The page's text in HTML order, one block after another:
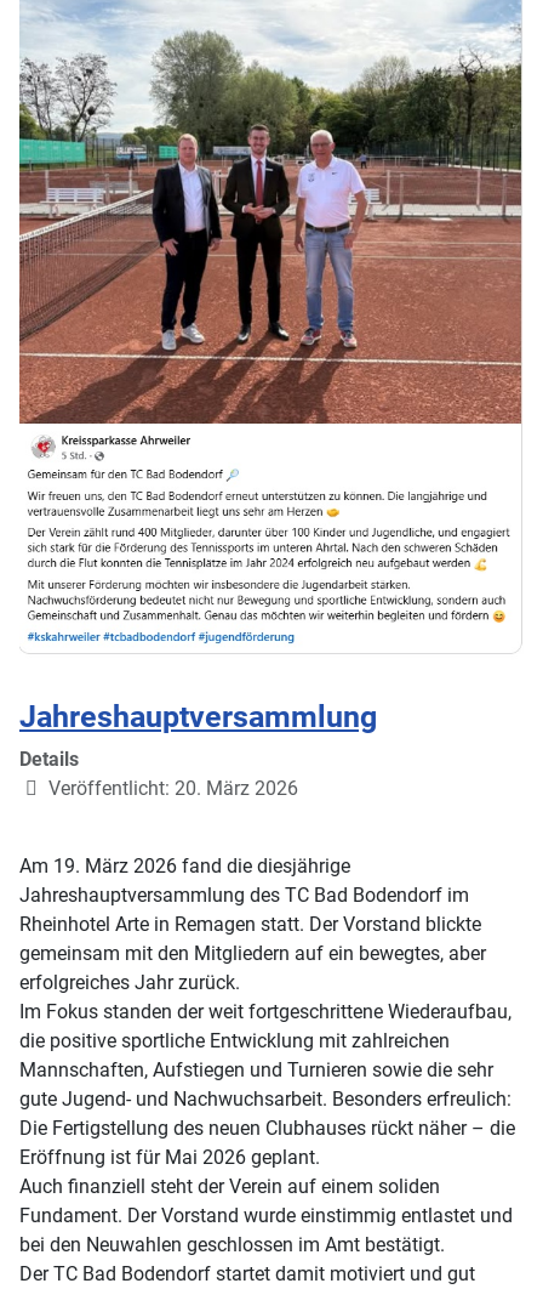
Jahreshauptversammlung
Details
Veröffentlicht: 20. März 2026
Am 19. März 2026 fand die diesjährige
Jahreshauptversammlung des TC Bad Bodendorf im
Rheinhotel Arte in Remagen statt. Der Vorstand blickte
gemeinsam mit den Mitgliedern auf ein bewegtes, aber
erfolgreiches Jahr zurück.
Im Fokus standen der weit fortgeschrittene Wiederaufbau,
die positive sportliche Entwicklung mit zahlreichen
Mannschaften, Aufstiegen und Turnieren sowie die sehr
gute Jugend- und Nachwuchsarbeit. Besonders erfreulich:
Die Fertigstellung des neuen Clubhauses rückt näher – die
Eröffnung ist für Mai 2026 geplant.
Auch finanziell steht der Verein auf einem soliden
Fundament. Der Vorstand wurde einstimmig entlastet und
bei den Neuwahlen geschlossen im Amt bestätigt.
Der TC Bad Bodendorf startet damit motiviert und gut